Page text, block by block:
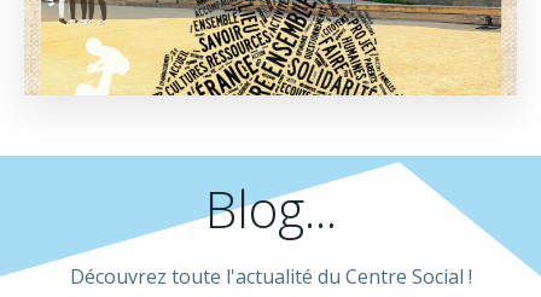
Blog...
Découvrez toute l'actualité du Centre Social !